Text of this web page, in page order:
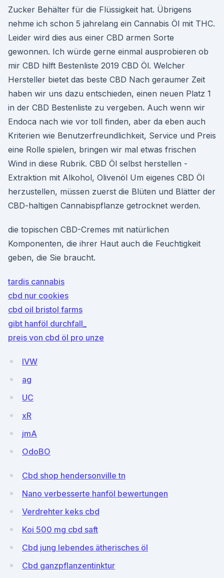
Zucker Behälter für die Flüssigkeit hat. Übrigens
nehme ich schon 5 jahrelang ein Cannabis Öl mit THC.
Leider wird dies aus einer CBD armen Sorte
gewonnen. Ich würde gerne einmal ausprobieren ob
mir CBD hilft Bestenliste 2019 CBD Öl. Welcher
Hersteller bietet das beste CBD Nach geraumer Zeit
haben wir uns dazu entschieden, einen neuen Platz 1
in der CBD Bestenliste zu vergeben. Auch wenn wir
Endoca nach wie vor toll finden, aber da eben auch
Kriterien wie Benutzerfreundlichkeit, Service und Preis
eine Rolle spielen, bringen wir mal etwas frischen
Wind in diese Rubrik. CBD Öl selbst herstellen -
Extraktion mit Alkohol, Olivenöl Um eigenes CBD Öl
herzustellen, müssen zuerst die Blüten und Blätter der
CBD-haltigen Cannabispflanze getrocknet werden.
die topischen CBD-Cremes mit natürlichen
Komponenten, die ihrer Haut auch die Feuchtigkeit
geben, die Sie braucht.
tardis cannabis
cbd nur cookies
cbd oil bristol farms
gibt hanföl durchfall_
preis von cbd öl pro unze
lVW
ag
UC
xR
jmA
OdoBO
Cbd shop hendersonville tn
Nano verbesserte hanföl bewertungen
Verdrehter keks cbd
Koi 500 mg cbd saft
Cbd jung lebendes ätherisches öl
Cbd ganzpflanzentinktur